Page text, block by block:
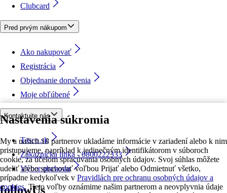
Nastavenia súkromia
My a našich 18 partnerov ukladáme informácie v zariadení alebo k nim
pristupujeme, napríklad k jedinečným identifikátorom v súboroch
cookie, za účelom spracúvania osobných údajov. Svoj súhlas môžete
udeliť alebo spravovať voľbou Prijať alebo Odmietnuť všetko,
prípadne kedykoľvek v Pravidlách pre ochranu osobných údajov a
cookies. Tieto voľby oznámime našim partnerom a neovplyvnia údaje
Clubcard
Pred prvým nákupom
Ako nakupovať
Registrácia
Objednanie doručenia
Moje obľúbené
Kontaktujte nás
Tesco.sk
Zákaznícka linka - 0800222333
Výber obchodu
followUs